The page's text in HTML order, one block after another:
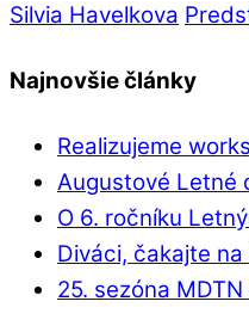
Silvia Havelkova
Najnovšie články
Realizujeme
Augustové Letné
O 6. ročníku
Diváci, čakajte na
25. sezóna